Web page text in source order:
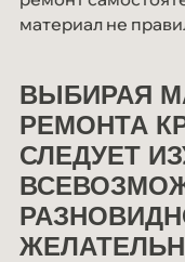
материал не
ВЫБИРАЯ
РЕМОНТА
СЛЕДУЕТ